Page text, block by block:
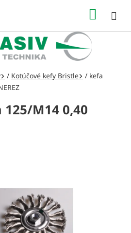
/ Kotúčové kefy Bristle / kefa
M14 0,40